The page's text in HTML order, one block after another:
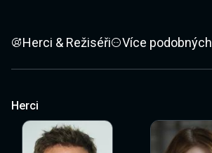
Herci & Režiséři Více podobných
Herci